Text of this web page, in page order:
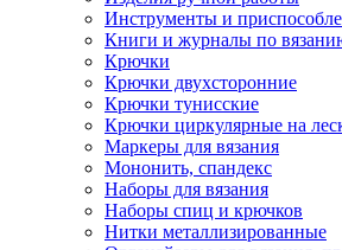
Инструменты и
Книги и журналы по
Крючки
Крючки двухсторонние
Крючки тунисские
Крючки циркулярные на
Маркеры для вязания
Мононить, спандекс
Наборы для вязания
Наборы спиц и крючков
Нитки металлизированные